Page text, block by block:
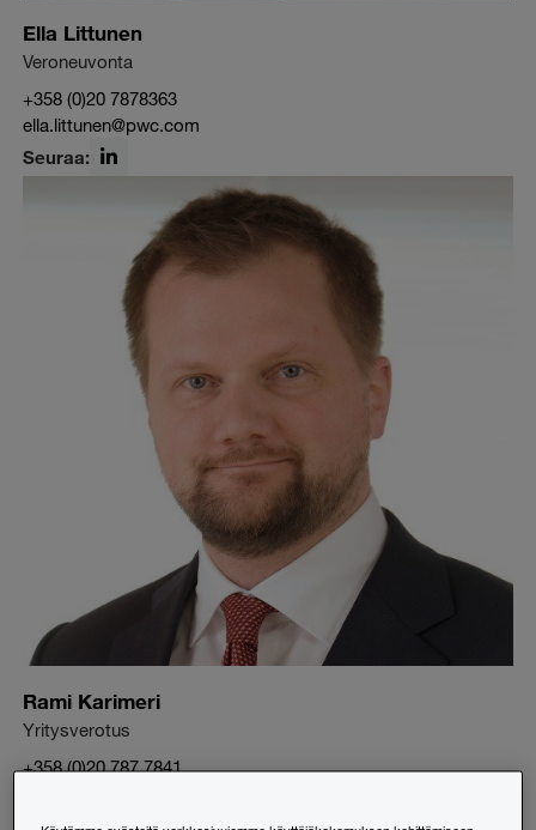
Ella Littunen
Veroneuvonta
+358 (0)20 7878363
ella.littunen@pwc.com
Seuraa:
Rami Karimeri
Yritysverotus
+358 (0)20 787 7841
Seuraa: